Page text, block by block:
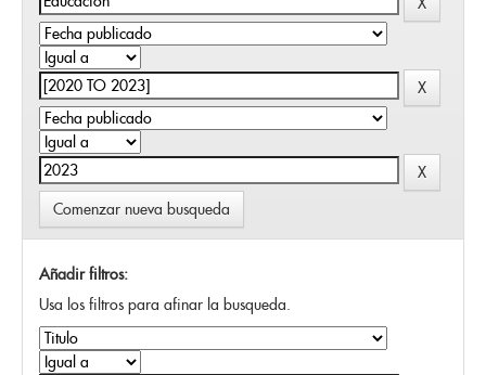
Comenzar nueva busqueda
Añadir filtros:
Usa los filtros para afinar la busqueda.